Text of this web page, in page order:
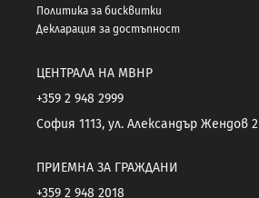
Политика за бисквитки
Декларация за достъпност
ЦЕНТРАЛА НА МВНР
+359 2 948 2999
София 1113, ул. Александър Жендов 2
ПРИЕМНА ЗА ГРАЖДАНИ
+359 2 948 2018